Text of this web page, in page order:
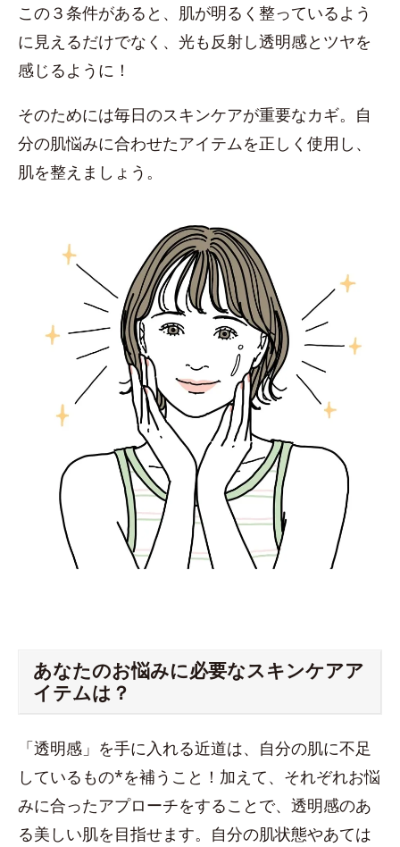
この３条件があると、肌が明るく整っているよう
に見えるだけでなく、光も反射し透明感とツヤを
感じるように！
そのためには毎日のスキンケアが重要なカギ。自
分の肌悩みに合わせたアイテムを正しく使用し、
肌を整えましょう。
あなたのお悩みに必要なスキンケアア
イテムは？
「透明感」を手に入れる近道は、自分の肌に不足
しているもの*を補うこと！加えて、それぞれお悩
みに合ったアプローチをすることで、透明感のあ
る美しい肌を目指せます。自分の肌状態やあては